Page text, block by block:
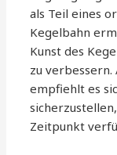
als Teil eines
Kegelbahn
Kunst des
zu
empfiehlt es
Zeitpunkt